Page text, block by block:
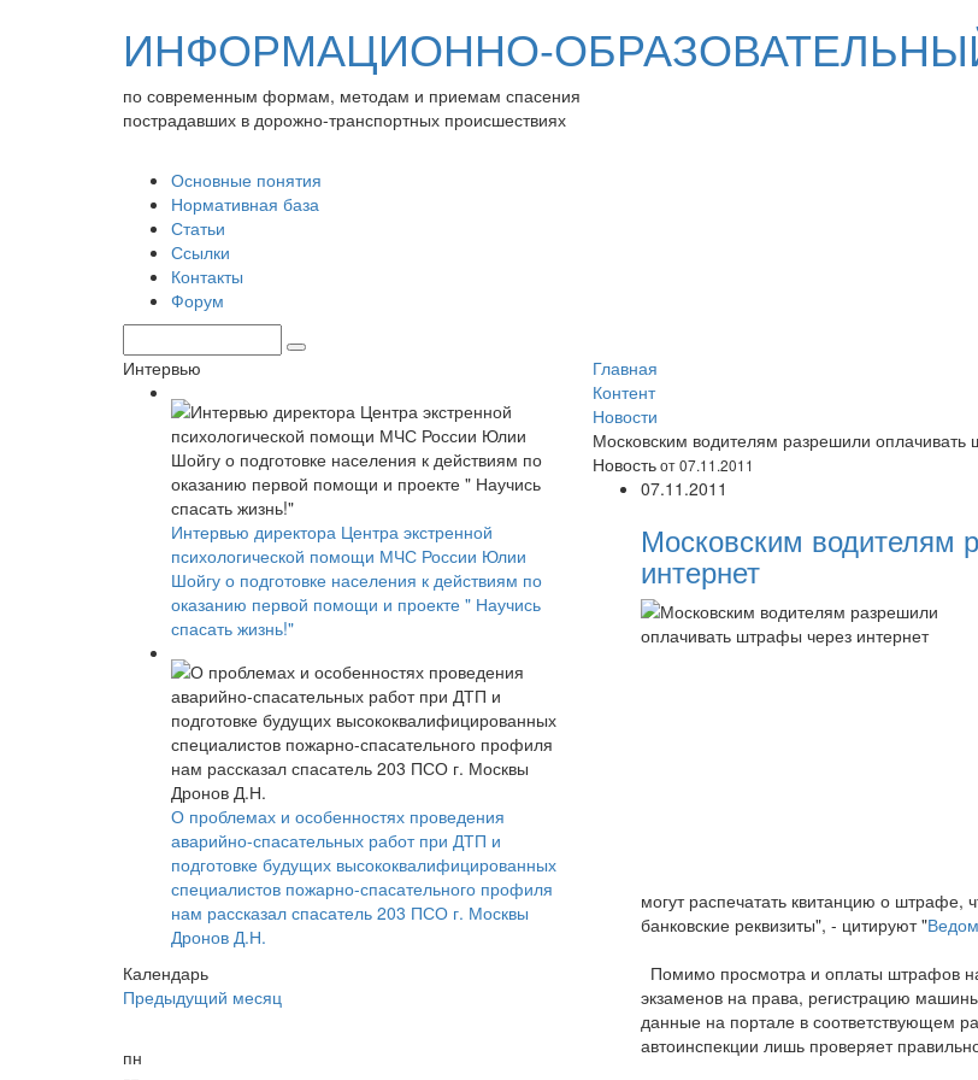
ИНФОРМАЦИОННО-
по современным формам, методам и приемам спасения
пострадавших в дорожно-транспортных происшествиях
Основные понятия
Нормативная база
Статьи
Ссылки
Контакты
Форум
Интервью
Интервью директора Центра экстренной
психологической помощи МЧС России Юлии
Шойгу о подготовке населения к действиям по
оказанию первой помощи и проекте " Научись
спасать жизнь!"
О проблемах и особенностях проведения
аварийно-спасательных работ при ДТП и
подготовке будущих высококвалифицированных
специалистов пожарно-спасательного профиля
нам рассказал спасатель 203 ПСО г. Москвы
Дронов Д.Н.
Календарь
Предыдущий месяц
пн
Главная
Контент
Новости
Московским водителям разрешили оплачивать
Новостьот 07.11.2011
07.11.2011
Московским водителям
интернет
могут распечатать квитанцию о штрафе,
банковские реквизиты", - цитируют "
Помимо просмотра и оплаты штрафов на
экзаменов на права, регистрацию
данные на портале в соответствующем
автоинспекции лишь проверяет